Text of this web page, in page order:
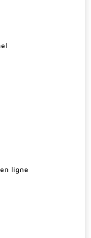
ligne